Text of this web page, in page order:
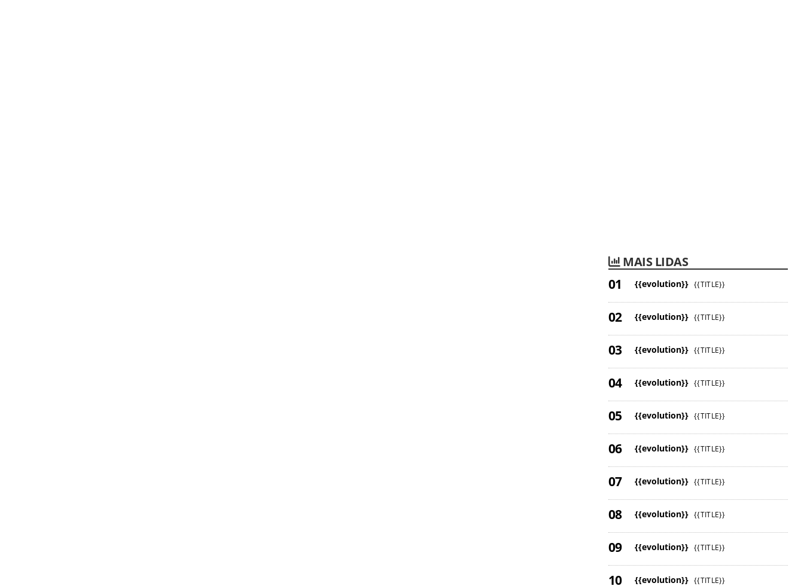
MAIS LIDAS
{{evolution}} {{TITLE}}
{{evolution}} {{TITLE}}
{{evolution}} {{TITLE}}
{{evolution}} {{TITLE}}
{{evolution}} {{TITLE}}
{{evolution}} {{TITLE}}
{{evolution}} {{TITLE}}
{{evolution}} {{TITLE}}
{{evolution}} {{TITLE}}
{{evolution}} {{TITLE}}